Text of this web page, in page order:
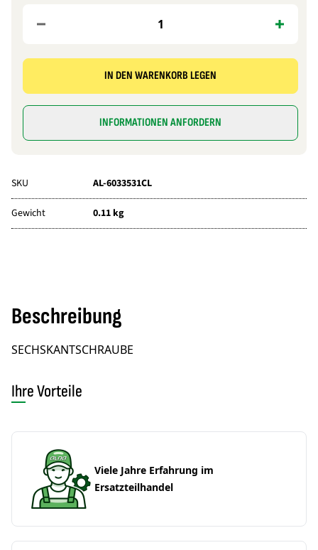
IN DEN WARENKORB LEGEN
INFORMATIONEN ANFORDERN
SKU AL-6033531CL
Gewicht 0.11 kg
Beschreibung
SECHSKANTSCHRAUBE
Ihre Vorteile
Viele Jahre Erfahrung im
Ersatzteilhandel